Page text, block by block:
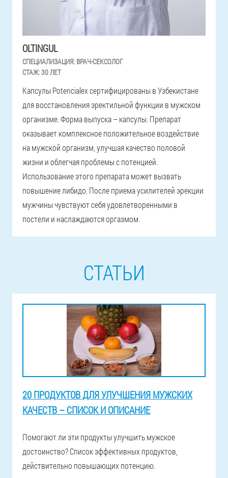
OLTINGUL
СПЕЦИАЛИЗАЦИЯ: ВРАЧ-СЕКСОЛОГ
СТАЖ:30 ЛЕТ
Капсулы Potencialex сертифицированы в Узбекистане
для восстановления эректильной функции в мужском
организме. Форма выпуска – капсулы. Препарат
оказывает комплексное положительное воздействие
на мужской организм, улучшая качество половой
жизни и облегчая проблемы с потенцией.
Использование этого препарата может вызвать
повышение либидо. После приема усилителей эрекции
мужчины чувствуют себя удовлетворенными в
постели и наслаждаются оргазмом.
СТАТЬИ
20 ПРОДУКТОВ ДЛЯ УЛУЧШЕНИЯ МУЖСКИХ
КАЧЕСТВ – СПИСОК И ОПИСАНИЕ
Помогают ли эти продукты улучшить мужское
достоинство? Список эффективных продуктов,
действительно повышающих потенцию.